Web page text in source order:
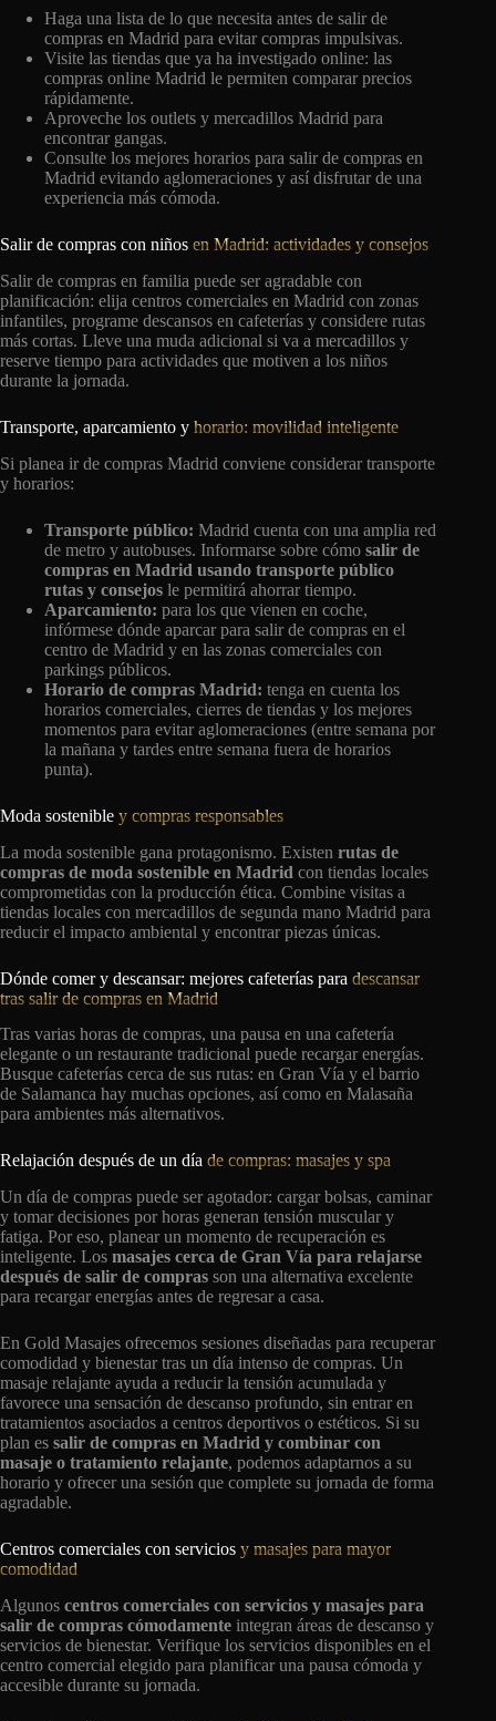
Haga una lista de lo que necesita antes de salir de
compras en Madrid para evitar compras impulsivas.
Visite las tiendas que ya ha investigado online: las
compras online Madrid le permiten comparar precios
rápidamente.
Aproveche los outlets y mercadillos Madrid para
encontrar gangas.
Consulte los mejores horarios para salir de compras en
Madrid evitando aglomeraciones y así disfrutar de una
experiencia más cómoda.
Salir de compras con niños en Madrid: actividades y consejos
Salir de compras en familia puede ser agradable con
planificación: elija centros comerciales en Madrid con zonas
infantiles, programe descansos en cafeterías y considere rutas
más cortas. Lleve una muda adicional si va a mercadillos y
reserve tiempo para actividades que motiven a los niños
durante la jornada.
Transporte, aparcamiento y horario: movilidad inteligente
Si planea ir de compras Madrid conviene considerar transporte
y horarios:
Transporte público: Madrid cuenta con una amplia red
de metro y autobuses. Informarse sobre cómo salir de
compras en Madrid usando transporte público
rutas y consejos le permitirá ahorrar tiempo.
Aparcamiento: para los que vienen en coche,
infórmese dónde aparcar para salir de compras en el
centro de Madrid y en las zonas comerciales con
parkings públicos.
Horario de compras Madrid: tenga en cuenta los
horarios comerciales, cierres de tiendas y los mejores
momentos para evitar aglomeraciones (entre semana por
la mañana y tardes entre semana fuera de horarios
punta).
Moda sostenible y compras responsables
La moda sostenible gana protagonismo. Existen rutas de
compras de moda sostenible en Madrid con tiendas locales
comprometidas con la producción ética. Combine visitas a
tiendas locales con mercadillos de segunda mano Madrid para
reducir el impacto ambiental y encontrar piezas únicas.
Dónde comer y descansar: mejores cafeterías para descansar
tras salir de compras en Madrid
Tras varias horas de compras, una pausa en una cafetería
elegante o un restaurante tradicional puede recargar energías.
Busque cafeterías cerca de sus rutas: en Gran Vía y el barrio
de Salamanca hay muchas opciones, así como en Malasaña
para ambientes más alternativos.
Relajación después de un día de compras: masajes y spa
Un día de compras puede ser agotador: cargar bolsas, caminar
y tomar decisiones por horas generan tensión muscular y
fatiga. Por eso, planear un momento de recuperación es
inteligente. Los masajes cerca de Gran Vía para relajarse
después de salir de compras son una alternativa excelente
para recargar energías antes de regresar a casa.
En Gold Masajes ofrecemos sesiones diseñadas para recuperar
comodidad y bienestar tras un día intenso de compras. Un
masaje relajante ayuda a reducir la tensión acumulada y
favorece una sensación de descanso profundo, sin entrar en
tratamientos asociados a centros deportivos o estéticos. Si su
plan es salir de compras en Madrid y combinar con
masaje o tratamiento relajante, podemos adaptarnos a su
horario y ofrecer una sesión que complete su jornada de forma
agradable.
Centros comerciales con servicios y masajes para mayor
comodidad
Algunos centros comerciales con servicios y masajes para
salir de compras cómodamente integran áreas de descanso y
servicios de bienestar. Verifique los servicios disponibles en el
centro comercial elegido para planificar una pausa cómoda y
accesible durante su jornada.